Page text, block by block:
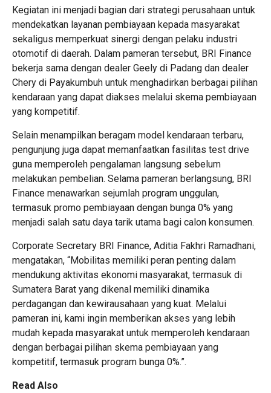
Kegiatan ini menjadi bagian dari strategi perusahaan untuk
mendekatkan layanan pembiayaan kepada masyarakat
sekaligus memperkuat sinergi dengan pelaku industri
otomotif di daerah. Dalam pameran tersebut, BRI Finance
bekerja sama dengan dealer Geely di Padang dan dealer
Chery di Payakumbuh untuk menghadirkan berbagai pilihan
kendaraan yang dapat diakses melalui skema pembiayaan
yang kompetitif.
Selain menampilkan beragam model kendaraan terbaru,
pengunjung juga dapat memanfaatkan fasilitas test drive
guna memperoleh pengalaman langsung sebelum
melakukan pembelian. Selama pameran berlangsung, BRI
Finance menawarkan sejumlah program unggulan,
termasuk promo pembiayaan dengan bunga 0% yang
menjadi salah satu daya tarik utama bagi calon konsumen.
Corporate Secretary BRI Finance, Aditia Fakhri Ramadhani,
mengatakan, “Mobilitas memiliki peran penting dalam
mendukung aktivitas ekonomi masyarakat, termasuk di
Sumatera Barat yang dikenal memiliki dinamika
perdagangan dan kewirausahaan yang kuat. Melalui
pameran ini, kami ingin memberikan akses yang lebih
mudah kepada masyarakat untuk memperoleh kendaraan
dengan berbagai pilihan skema pembiayaan yang
kompetitif, termasuk program bunga 0%.”.
Read Also